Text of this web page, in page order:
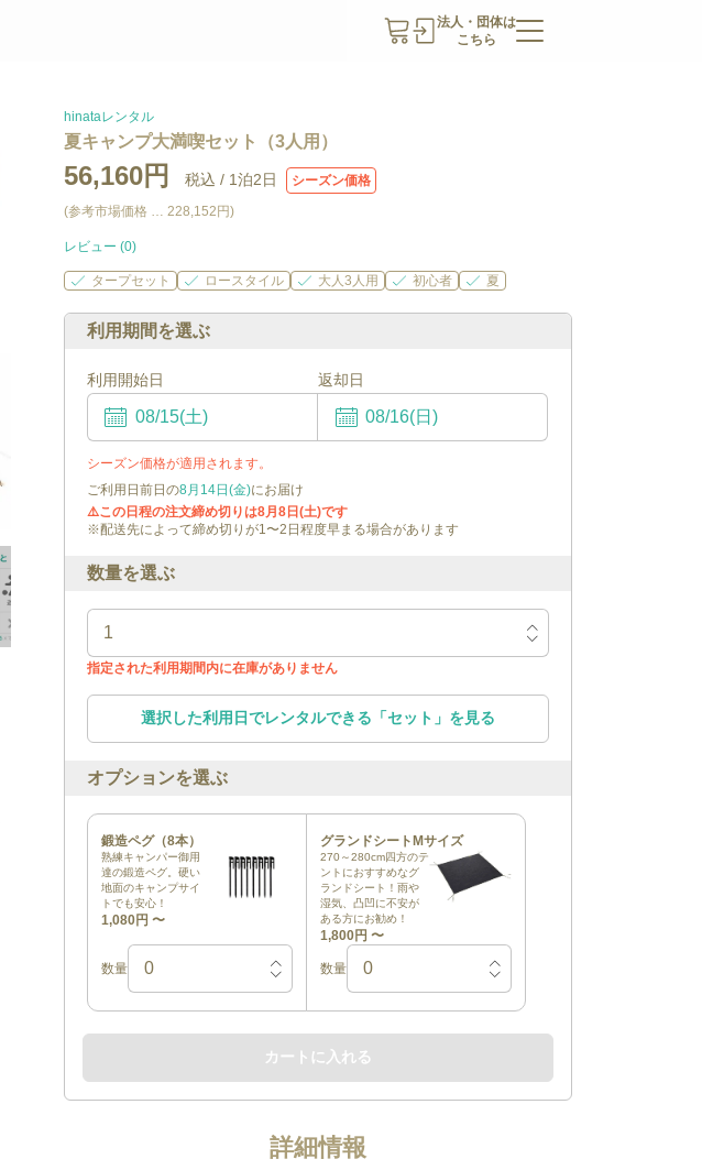
法人・団体は
こちら
hinataレンタル
夏キャンプ大満喫セット（3人用）
56,160円 税込 / 1泊2日
シーズン価格
(参考市場価格 …228,152円)
レビュー (0)
タープセット ロースタイル 大人3人用 初心者 夏
利用期間を選ぶ
利用開始日 返却日
シーズン価格が適用されます。
ご利用日前日の8月14日(金)にお届け
⚠️この日程の注文締め切りは8月8日(土)です
※配送先によって締め切りが1〜2日程度早まる場合があります
数量を選ぶ
指定された利用期間内に在庫がありません
選択した利用日でレンタルできる 「セット 」を見る
オプションを選ぶ
鍛造ペグ（8本）
熟練キャンパー御用
達の鍛造ペグ。硬い
地面のキャンプサイ
トでも安心！
1,080円 〜
数量
グランドシートMサイズ
270～280cm四方のテ
ントにおすすめなグ
ランドシート！雨や
湿気、凸凹に不安が
ある方にお勧め！
1,800円 〜
数量
カートに入れる
詳細情報